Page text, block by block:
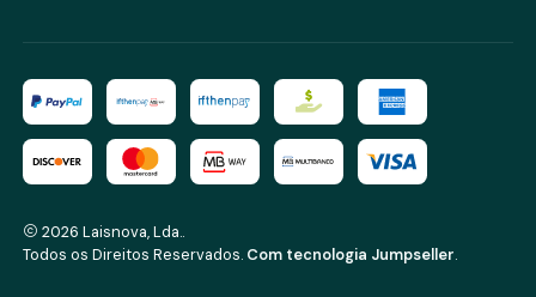
2026 Laisnova, Lda..
Todos os Direitos Reservados. Com tecnologia Jumpseller.